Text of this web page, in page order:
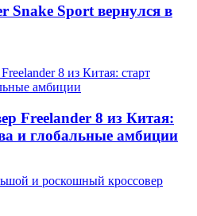
Snake Sport вернулся в
Freelander 8 из Китая:
и глобальные амбиции